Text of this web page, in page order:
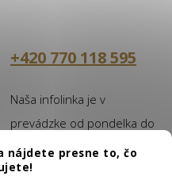
nájdete presne to, čo
+420 770 118 595
Naša infolinka je v
prevádzke od pondelka do
piatka od 8:00 do 16:00
hodín.